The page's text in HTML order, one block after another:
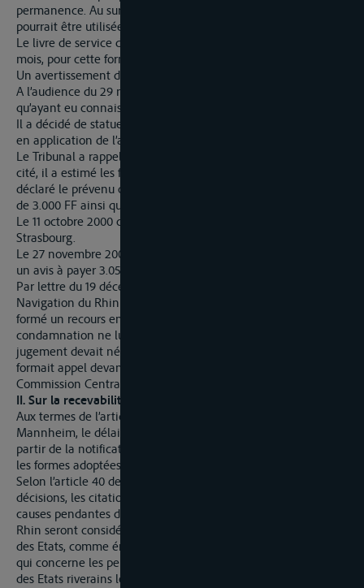
permanence. Au surplus l’inscription des temps de repos
pourrait être utilisée comme alibi.
Le livre de service doit certes être visé mais un retard d’un
mois, pour cette formalité, n’a qu’une importance secondaire.
Un avertissement de la gendarmerie aurait suffi.
A l’audience du 29 mai 2000 le Tribunal a constaté que R, bien
qu’ayant eu connaissance de la citation, ne comparaissait pas.
Il a décidé de statuer par jugement contradictoire à signifier
en application de l’article 410 du Code de Procédure pénale.
Le Tribunal a rappelé les infractions pour lesquelles R était
cité, il a estimé les faits établis et exactement qualifiés, il a
déclaré le prévenu coupable et l’a condamné à une amende
de 3.000 FF ainsi qu’au remboursement des frais envers l’Etat.
Le 11 octobre 2000 ce jugement a été signifié au Parquet de
Strasbourg.
Le 27 novembre 2000 la Trésorerie de Strasbourg a envoyé à R
un avis à payer 3.054 FF.
Par lettre du 19 décembre 2001 enregistrée au Tribunal de la
Navigation du Rhin de Strasbourg le 27 décembre 2001, Ra
formé un recours en faisant valoir que jamais les motifs de sa
condamnation ne lui ont été communiqués et que si le
jugement devait néanmoins être considéré comme valable, il
formait appel devant la Chambre des Appels de la
Commission Centrale pour la Navigation du Rhin.
II. Sur la recevabilité de l'appel
Aux termes de l’article 37 alinéa 2 de la Convention de
Mannheim, le délai de 30 jours pour former appel court à
partir de la notification du jugement, légalement faite suivant
les formes adoptées dans chaque Etat.
Selon l’article 40 de la Convention les jugements et autres
décisions, les citations et exploit d’ajournement dans les
causes pendantes devant les tribunaux pour la navigation du
Rhin seront considérés, quant à la notification, dans chacun
des Etats, comme émanant des autorités de cet Etat. Pour ce
qui concerne les personnes ayant un domicile connu dans un
des Etats riverains les citations et exploits dans ces causes